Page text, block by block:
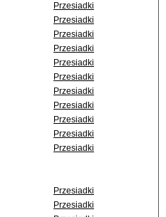
Przesiadki
Przesiadki
Przesiadki
Przesiadki
Przesiadki
Przesiadki
Przesiadki
Przesiadki
Przesiadki
Przesiadki
Przesiadki
Przesiadki
Przesiadki